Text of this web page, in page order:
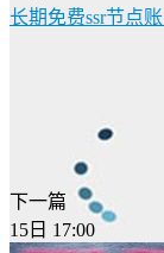
长期免费ssr节点
下一篇
15日 17:00